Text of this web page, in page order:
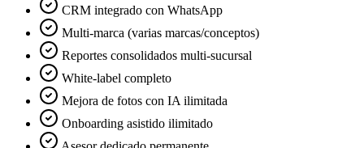
CRM integrado con WhatsApp
Multi-marca (varias marcas/conceptos)
Reportes consolidados multi-sucursal
White-label completo
Mejora de fotos con IA ilimitada
Onboarding asistido ilimitado